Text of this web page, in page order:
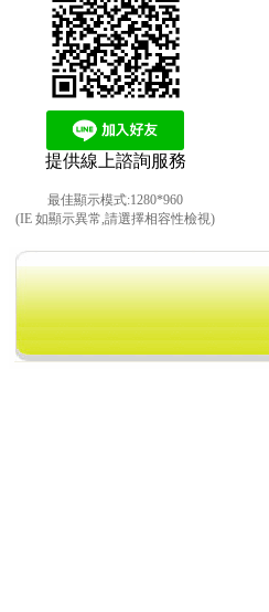
提供線上諮詢服務
最佳顯示模式:1280*960
(IE 如顯示異常,請選擇相容性檢視)